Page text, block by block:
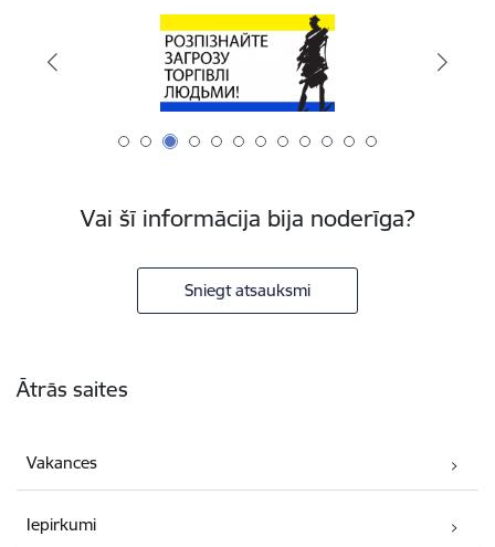
Vai šī informācija bija noderīga?
Sniegt atsauksmi
Ātrās saites
Vakances
Iepirkumi